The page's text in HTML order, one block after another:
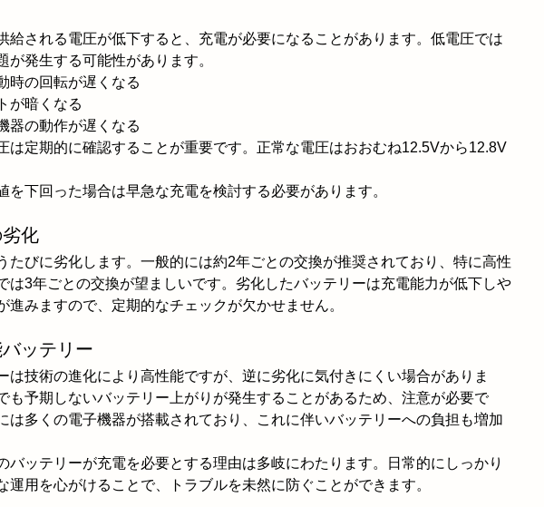
給される電圧が低下すると、充電が必要になることがあります。低電圧では
が発生する可能性があります。
時の回転が遅くなる
が暗くなる
器の動作が遅くなる
は定期的に確認することが重要です。正常な電圧はおおむね12.5Vから12.8V
を下回った場合は早急な充電を検討する必要があります。
化
たびに劣化します。一般的には約2年ごとの交換が推奨されており、特に高性
は3年ごとの交換が望ましいです。劣化したバッテリーは充電能力が低下しや
進みますので、定期的なチェックが欠かせません。
ッテリー
は技術の進化により高性能ですが、逆に劣化に気付きにくい場合がありま
も予期しないバッテリー上がりが発生することがあるため、注意が必要で
は多くの電子機器が搭載されており、これに伴いバッテリーへの負担も増加
バッテリーが充電を必要とする理由は多岐にわたります。日常的にしっかり
運用を心がけることで、トラブルを未然に防ぐことができます。